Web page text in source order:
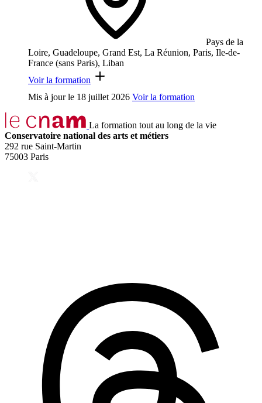
Pays de la
Loire, Guadeloupe, Grand Est, La Réunion, Paris, Ile-de-
France (sans Paris), Liban
Voir la formation
Mis à jour le 18 juillet 2026 Voir la formation
La formation tout au long de la vie
Conservatoire national des arts et métiers
292 rue Saint-Martin
75003 Paris